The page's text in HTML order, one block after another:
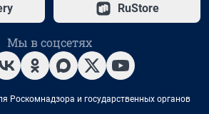
RuStore
Мы в соцсетях
Роскомнадзора и государственных органов